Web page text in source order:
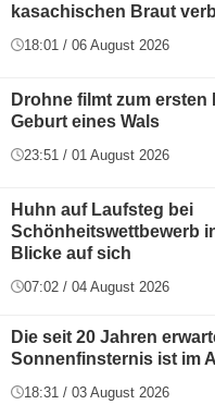
kasachischen Braut
18:01 / 06 August 2026
Drohne filmt zum ersten
Geburt eines Wals
23:51 / 01 August 2026
Huhn auf Laufsteg bei
Schönheitswettbewerb
Blicke auf sich
07:02 / 04 August 2026
Die seit 20 Jahren
Sonnenfinsternis ist im
18:31 / 03 August 2026